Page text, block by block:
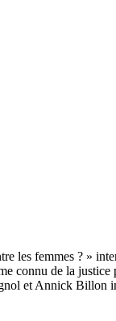
connu de la
et Annick Billon